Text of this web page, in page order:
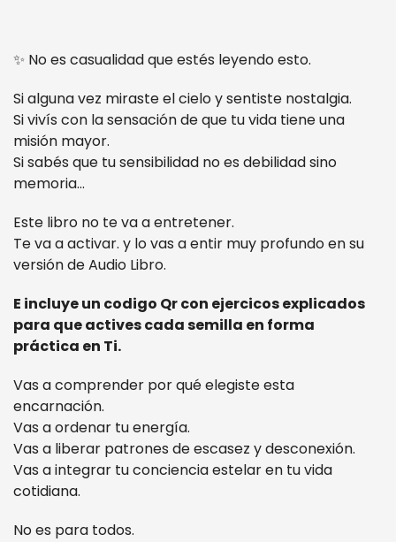
✨ No es casualidad que estés leyendo esto.
Si alguna vez miraste el cielo y sentiste nostalgia.
Si vivís con la sensación de que tu vida tiene una
misión mayor.
Si sabés que tu sensibilidad no es debilidad sino
memoria…
Este libro no te va a entretener.
Te va a activar. y lo vas a entir muy profundo en su
versión de Audio Libro.
E incluye un codigo Qr con ejercicos explicados
para que actives cada semilla en forma
práctica en Ti.
Vas a comprender por qué elegiste esta
encarnación.
Vas a ordenar tu energía.
Vas a liberar patrones de escasez y desconexión.
Vas a integrar tu conciencia estelar en tu vida
cotidiana.
No es para todos.